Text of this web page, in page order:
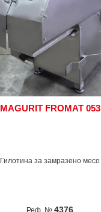
MAGURIT FROMAT 053
Гилотина за замразено месо
4376